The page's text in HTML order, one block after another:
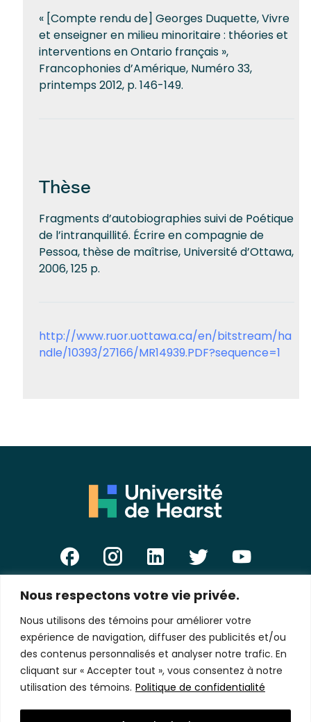
Nous respectons votre vie privée.
Nous utilisons des témoins pour améliorer votre
expérience de navigation, diffuser des publicités et/ou
des contenus personnalisés et analyser notre trafic. En
cliquant sur « Accepter tout », vous consentez à notre
utilisation des témoins. Politique de confidentialité
« [Compte rendu de] Georges Duquette, Vivre
et enseigner en milieu minoritaire : théories et
interventions en Ontario français »,
Francophonies d’Amérique, Numéro 33,
printemps 2012, p. 146-149.
Thèse
Fragments d’autobiographies suivi de Poétique
de l’intranquillité. Écrire en compagnie de
Pessoa, thèse de maîtrise, Université d’Ottawa,
2006, 125 p.
http://www.ruor.uottawa.ca/en/bitstream/ha
ndle/10393/27166/MR14939.PDF?sequence=1
E-
mail
*
Politique de confidentialité